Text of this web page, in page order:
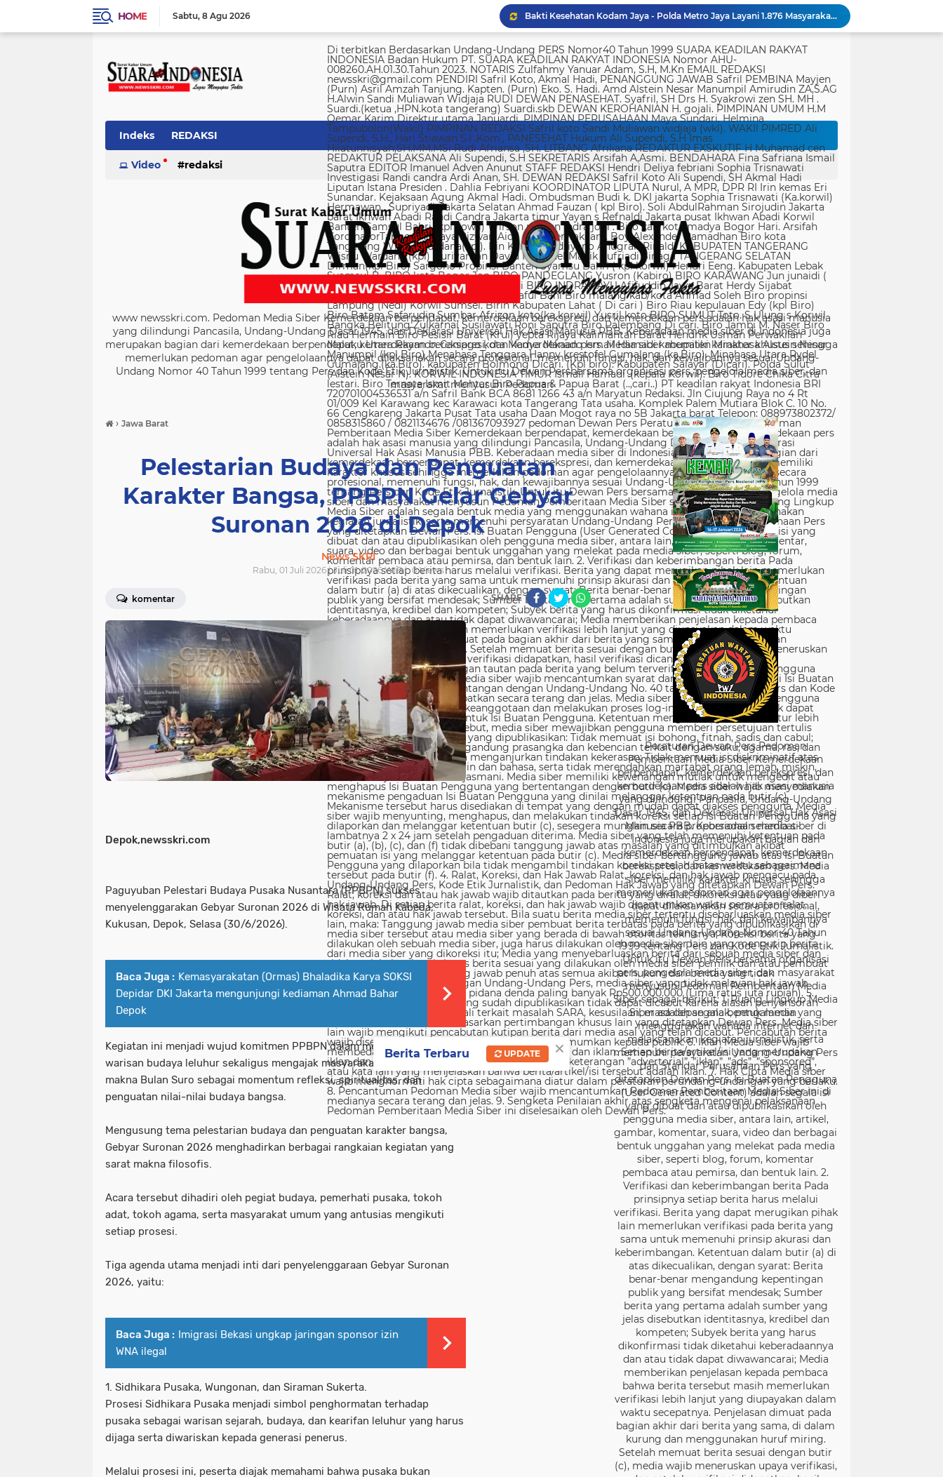
HOME Sabtu 8 Agu 2026
Bakti Kesehatan Kodam Jaya - Polda Metro Jaya Layani 1.876 Masyarakat di Monas
Dit Samapta Polda Metro Jaya Kerahkan Personel Bantu Tangani Kebakaran Gedung Bapenda
Imigrasi deportasi 25 WN Vietnam terkait izin tinggal
Bahu Membahu Demi Desa Sehat, Satgas TMMD Bersama Warga Bersihkan Saluran Air
Bapenda) Kabupaten Bekasi bersama sejumlah instansi terkait menggelar operasi
Di terbitkan Berdasarkan Undang-Undang PERS Nomor40 Tahun 1999 SUARA KEADILAN RAKYAT INDONESIA Badan Hukum PT. SUARA KEADILAN RAKYAT INDONESIA Nomor AHU-008260.AH.01.30.Tahun 2023. NOTARIS Zulfahmy Yanuar Adam, S.H, M.Kn EMAIL REDAKSI newsskri@gmail.com PENDIRI Safril Koto, Akmal Hadi, PENANGGUNG JAWAB Safril PEMBINA Mayjen (Purn) Asril Amzah Tanjung. Kapten. (Purn) Eko. S. Hadi. Amd Alstein Nesar Manumpil Amirudin ZA,S.AG H.Alwin Sandi Muliawan Widjaja RUDI DEWAN PENASEHAT. Syafril, SH Drs H. Syakrowi zen SH. MH . Suardi.(ketua ,HPN.kota tangerang) Suardi.skb DEWAN KEROHANIAN H. gojali. PIMPINAN UMUM H.M Qemar Karim Direktur utama Januardi. PIMPINAN PERUSAHAAN Maya Sundari. Helmina Tampubolon(Wakil) PIMPINAN REDAKSI Safril koto Sandi Muliawan widjaja (wkl). WAKIl PIMRED Ali Supendi, S.H., Hari Stiawan S.I .Kom., PANESEHAT Hukum Ali Supendi, S.H Imas Hilatunnisyah,SH.MM.MSi Rudi Afriansa ,SH. LITBANG Afriliana REDAKTUR EXSKUTIF H Muhamad cen REDAKTUR PELAKSANA Ali Supendi, S.H SEKRETARIS Arsifah A,Asmi. BENDAHARA Fina Safriana Ismail Saputra EDITOR Imanuel Adven Anunut STAFF REDAKSI Hendri Deliya febriani Sophia Trisnawati Investigasi Randi candra Ardi Anan, SH. DEWAN REDAKSI Safril Koto Ali Supendi, SH Akmal Hadi Liputan Istana Presiden . Dahlia Febriyani KOORDINATOR LIPUTA Nurul, A MPR, DPR RI Irin kemas Eri Sunandar. Kejaksaan Agung Akmal Hadi. Ombudsman Budi k. DKI jakarta Sophia Trisnawati (Ka.korwil) Hermawan . Supriyadi. Jakarta Selatan Ahmad Fauzan ( kpl Biro). Soli AbdulRahman Sirojudin Jakarta barat Ikhwan Abadi Randi Candra Jakarta timur Yayan s Refnaldi Jakarta pusat Ikhwan Abadi Korwil Banten Samsul Bahri (kpl kowil) Wirson risman Indra joni . Biro kab/kota madya Bogor Hari. Arsifah KordinatorTangerang raya Rizwan Aidil ( kpl. Perwakilan). Boy Alexander Ramadhan Biro kota Tangerang Wisnu Wardana(kpl). Irin Kamas Andriyano Anugrah Rinaldi KABUPATEN TANGERANG Wisnu Wardana (kpl) Nuriyaman David Natanael Manik Sufriadi Sinaga TANGERANG SELATAN Dirman(kpl Biro) Sargono Propinsi Banten Syamsu Bahri ( kpl korwil) Hendri Eeng. Kabupaten Lebak Syamsul B. BIRO kota Bogor Jon BIRO PANDEGLANG Yusron (Kabiro) BIRO KARAWANG Jun junaidi ( kpl Biro) Ugi . BIRO KUNINGAN Nurhadi BIRO INDRAMAYU Afifuddin Jawa Barat Herdy Sijabat (kapowil). BIRO JAWA TIMUR Sofiyan Saful Bahi Biro malang kab/kota Ahmad Soleh Biro propinsi Lampung (Nedi) Korwil Sumsel. Birin Kabupaten Lahat ( Di cari ) Biro Riau kepulauan Edy (kpl Biro) Biro Batam Safarudin Sumbar Afrizon koto(ka korwil) Yusril koto BIRO SUMUT Toto. S Ulung s Korwil Bangka Belitung Zulkarnai Susilawati Roni Saputra Biro Palembang Di cari. Biro Jambi M. Naser Biro Riau Hermain Biro Pesisir Barat (Krui) yepta Rijaya Kalimantan Barat Hendrik Usman Perwakilan Maluku Utara Raymon Caniago kota Madya Manado Ismail Hamadi kabupaten Minahasa Alstein Nesar Manumpil (kpl Biro) Menahasa Tenggara Hanny krestofel Gumalang (ka.Biro). Minahasa Utara Rydel Gumalang.(ka.Biro). kabupaten Bolmong Dicari. (Kpl biro). Kabupaten Salayar (Dicari). Polda Sulut (Alstein Nesar N). KORWIL INDONESIA TIMUR Ismail Hamadi .(kepala Korwil). Biro Tidore Chika Citra lestari. Biro Ternate Ismit Mohtar Biro Papua & Papua Barat (..,cari..) PT keadilan rakyat Indonesia BRI 720701004536531 a/n Safril Bank BCA 8681 1266 43 a/n Maryatun Redaksi. Jln Ciujung Raya no 4 Rt 01/009 Kel Karawang kec Karawaci kota Tangerang Tata usaha. Komplek Palem Mutiara Blok C. 10 No. 66 Cengkareng Jakarta Pusat Tata usaha Daan Mogot raya no 5B Jakarta barat Telepon: 088973802372/ 0858315860 / 0821134676 /081367093927 pedoman Dewan Pers Peraturan Dewan Pers Pedoman Pemberitaan Media Siber Kemerdekaan berpendapat, kemerdekaan berekspresi, dan kemerdekaan pers adalah hak asasi manusia yang dilindungi Pancasila, Undang-Undang Dasar 1945, dan Deklarasi Universal Hak Asasi Manusia PBB. Keberadaan media siber di Indonesia juga merupakan bagian dari kemerdekaan berpendapat, kemerdekaan berekspresi, dan kemerdekaan pers. Media siber memiliki karakter khusus sehingga memerlukan pedoman agar pengelolaannya dapat dilaksanakan secara profesional, memenuhi fungsi, hak, dan kewajibannya sesuai Undang-Undang Nomor 40 Tahun 1999 tentang Pers dan Kode Etik Jurnalistik. Untuk itu Dewan Pers bersama organisasi pers, pengelola media siber, dan masyarakat menyusun Pedoman Pemberitaan Media Siber sebagai berikut: 1. Ruang Lingkup Media Siber adalah segala bentuk media yang menggunakan wahana internet dan melaksanakan kegiatan jurnalistik, serta memenuhi persyaratan Undang-Undang Pers dan Standar Perusahaan Pers yang ditetapkan Dewan Pers. Isi Buatan Pengguna (User Generated Content) adalah segala isi yang dibuat dan atau dipublikasikan oleh pengguna media siber, antara lain, artikel, gambar, komentar, suara, video dan berbagai bentuk unggahan yang melekat pada media siber, seperti blog, forum, komentar pembaca atau pemirsa, dan bentuk lain. 2. Verifikasi dan keberimbangan berita Pada prinsipnya setiap berita harus melalui verifikasi. Berita yang dapat merugikan pihak lain memerlukan verifikasi pada berita yang sama untuk memenuhi prinsip akurasi dan keberimbangan. Ketentuan dalam butir (a) di atas dikecualikan, dengan syarat: Berita benar-benar mengandung kepentingan publik yang bersifat mendesak; Sumber berita yang pertama adalah sumber yang jelas disebutkan identitasnya, kredibel dan kompeten; Subyek berita yang harus dikonfirmasi tidak diketahui keberadaannya dan atau tidak dapat diwawancarai; Media memberikan penjelasan kepada pembaca bahwa berita tersebut masih memerlukan verifikasi lebih lanjut yang diupayakan dalam waktu secepatnya. Penjelasan dimuat pada bagian akhir dari berita yang sama, di dalam kurung dan menggunakan huruf miring. Setelah memuat berita sesuai dengan butir (c), media wajib meneruskan upaya verifikasi, dan setelah verifikasi didapatkan, hasil verifikasi dicantumkan pada berita pemutakhiran (update) dengan tautan pada berita yang belum terverifikasi. 3. Isi Buatan Pengguna (User Generated Content) Media siber wajib mencantumkan syarat dan ketentuan mengenai Isi Buatan Pengguna yang tidak bertentangan dengan Undang-Undang No. 40 tahun 1999 tentang Pers dan Kode Etik Jurnalistik, yang ditempatkan secara terang dan jelas. Media siber mewajibkan setiap pengguna untuk melakukan registrasi keanggotaan dan melakukan proses log-in terlebih dahulu untuk dapat mempublikasikan semua bentuk Isi Buatan Pengguna. Ketentuan mengenai log-in akan diatur lebih lanjut. Dalam registrasi tersebut, media siber mewajibkan pengguna memberi persetujuan tertulis bahwa Isi Buatan Pengguna yang dipublikasikan: Tidak memuat isi bohong, fitnah, sadis dan cabul; Tidak memuat isi yang mengandung prasangka dan kebencian terkait dengan suku, agama, ras, dan antargolongan (SARA), serta menganjurkan tindakan kekerasan; Tidak memuat isi diskriminatif atas dasar perbedaan jenis kelamin dan bahasa, serta tidak merendahkan martabat orang lemah, miskin, sakit, cacat jiwa, atau cacat jasmani. Media siber memiliki kewenangan mutlak untuk mengedit atau menghapus Isi Buatan Pengguna yang bertentangan dengan butir (c). Media siber wajib menyediakan mekanisme pengaduan Isi Buatan Pengguna yang dinilai melanggar ketentuan pada butir (c). Mekanisme tersebut harus disediakan di tempat yang dengan mudah dapat diakses pengguna. Media siber wajib menyunting, menghapus, dan melakukan tindakan koreksi setiap Isi Buatan Pengguna yang dilaporkan dan melanggar ketentuan butir (c), sesegera mungkin secara proporsional selambat-lambatnya 2 x 24 jam setelah pengaduan diterima. Media siber yang telah memenuhi ketentuan pada butir (a), (b), (c), dan (f) tidak dibebani tanggung jawab atas masalah yang ditimbulkan akibat pemuatan isi yang melanggar ketentuan pada butir (c). Media siber bertanggung jawab atas Isi Buatan Pengguna yang dilaporkan bila tidak mengambil tindakan koreksi setelah batas waktu sebagaimana tersebut pada butir (f). 4. Ralat, Koreksi, dan Hak Jawab Ralat, koreksi, dan hak jawab mengacu pada Undang-Undang Pers, Kode Etik Jurnalistik, dan Pedoman Hak Jawab yang ditetapkan Dewan Pers. Ralat, koreksi dan atau hak jawab wajib ditautkan pada berita yang diralat, dikoreksi atau yang diberi hak jawab. Di setiap berita ralat, koreksi, dan hak jawab wajib dicantumkan waktu pemuatan ralat, koreksi, dan atau hak jawab tersebut. Bila suatu berita media siber tertentu disebarluaskan media siber lain, maka: Tanggung jawab media siber pembuat berita terbatas pada berita yang dipublikasikan di media siber tersebut atau media siber yang berada di bawah otoritas teknisnya; Koreksi berita yang dilakukan oleh sebuah media siber, juga harus dilakukan oleh media siber lain yang mengutip berita dari media siber yang dikoreksi itu; Media yang menyebarluaskan berita dari sebuah media siber dan tidak melakukan koreksi atas berita sesuai yang dilakukan oleh media siber pemilik dan atau pembuat berita tersebut, bertanggung jawab penuh atas semua akibat hukum dari berita yang tidak dikoreksinya itu. Sesuai dengan Undang-Undang Pers, media siber yang tidak melayani hak jawab dapat dijatuhi sanksi hukum pidana denda paling banyak Rp500.000.000 (Lima ratus juta rupiah). 5. Pencabutan Berita Berita yang sudah dipublikasikan tidak dapat dicabut karena alasan penyensoran dari pihak luar redaksi, kecuali terkait masalah SARA, kesusilaan, masa depan anak, pengalaman traumatik korban atau berdasarkan pertimbangan khusus lain yang ditetapkan Dewan Pers. Media siber lain wajib mengikuti pencabutan kutipan berita dari media asal yang telah dicabut. Pencabutan berita wajib disertai dengan alasan pencabutan dan diumumkan kepada publik. 6. Iklan Media siber wajib membedakan dengan tegas antara produk berita dan iklan. Setiap berita/artikel/isi yang merupakan iklan dan atau isi berbayar wajib mencantumkan keterangan ”advertorial”, ”iklan”, ”ads”, ”spons
Indeks REDAKSI
Video redaksi
www newsskri.com. Pedoman Media Siber Kemerdekaan berpendapat, kemerdekaan berekspresi, dan kemerdekaan pers adalah hak asasi manusia
yang dilindungi Pancasila, Undang-Undang Dasar 1945, dan Deklarasi Universal Hak Asasi Manusia PBB. Keberadaan media siber di Indonesia juga
merupakan bagian dari kemerdekaan berpendapat, kemerdekaan berekspresi, dan kemerdekaan pers. Media siber memiliki karakter khusus sehingga
memerlukan pedoman agar pengelolaannya dapat dilaksanakan secara profesional, memenuhi fungsi, hak, dan kewajibannya sesuai Undang-
Undang Nomor 40 Tahun 1999 tentang Pers dan Kode Etik Jurnalistik. Untuk itu Dewan Persbersama organisasi pers, pengelola media siber, dan
masyarakat menyusun Pedoman
› Jawa Barat
Pelestarian Budaya dan Penguatan
Karakter Bangsa, PPBPN Gelar Gebyar
Suronan 2026 di Depok
News SKRI
Rabu, 01 Juli 2026 | Juli 01, 2026 WIB | 0Views
komentar SHARE
Depok,newsskri.com
Paguyuban Pelestari Budaya Pusaka Nusantara (PPBPN) sukses
menyelenggarakan Gebyar Suronan 2026 di Wisata Rumah Kabeda,
Kukusan, Depok, Selasa (30/6/2026).
Baca Juga : Kemasyarakatan (Ormas) Bhaladika Karya SOKSI
Depidar DKI Jakarta mengunjungi kediaman Ahmad Bahar
Depok
Kegiatan ini menjadi wujud komitmen PPBPN dalam melestarikan
warisan budaya leluhur sekaligus mengajak masyarakat untuk memahami
makna Bulan Suro sebagai momentum refleksi, spiritualitas, dan
penguatan nilai-nilai budaya bangsa.
Mengusung tema pelestarian budaya dan penguatan karakter bangsa,
Gebyar Suronan 2026 menghadirkan berbagai rangkaian kegiatan yang
sarat makna filosofis.
Acara tersebut dihadiri oleh pegiat budaya, pemerhati pusaka, tokoh
adat, tokoh agama, serta masyarakat umum yang antusias mengikuti
setiap prosesi.
Tiga agenda utama menjadi inti dari penyelenggaraan Gebyar Suronan
2026, yaitu:
Baca Juga : Imigrasi Bekasi ungkap jaringan sponsor izin
WNA ilegal
1. Sidhikara Pusaka, Wungonan, dan Siraman Sukerta.
Prosesi Sidhikara Pusaka menjadi simbol penghormatan terhadap
pusaka sebagai warisan sejarah, budaya, dan kearifan leluhur yang harus
dijaga serta diwariskan kepada generasi penerus.
Melalui prosesi ini, peserta diajak memahami bahwa pusaka bukan
Peraturan Dewan Pers Pedoman
Pemberitaan Media Siber Kemerdekaan
berpendapat, kemerdekaan berekspresi, dan
kemerdekaan pers adalah hak asasi manusia
yang dilindungi Pancasila, Undang-Undang
Dasar 1945, dan Deklarasi Universal Hak Asasi
Manusia PBB. Keberadaan media siber di
Indonesia juga merupakan bagian dari
kemerdekaan berpendapat, kemerdekaan
berekspresi, dan kemerdekaan pers. Media
siber memiliki karakter khusus sehingga
memerlukan pedoman agar pengelolaannya
dapat dilaksanakan secara profesional,
memenuhi fungsi, hak, dan kewajibannya
sesuai Undang-Undang Nomor 40 Tahun
1999 tentang Pers dan Kode Etik Jurnalistik.
Untuk itu Dewan Pers bersama organisasi
pers, pengelola media siber, dan masyarakat
menyusun Pedoman Pemberitaan Media
Siber sebagai berikut: 1. Ruang Lingkup Media
Siber adalah segala bentuk media yang
menggunakan wahana internet dan
melaksanakan kegiatan jurnalistik, serta
memenuhi persyaratan Undang-Undang Pers
dan Standar Perusahaan Pers yang
ditetapkan Dewan Pers. Isi Buatan Pengguna
(User Generated Content) adalah segala isi
yang dibuat dan atau dipublikasikan oleh
pengguna media siber, antara lain, artikel,
gambar, komentar, suara, video dan berbagai
bentuk unggahan yang melekat pada media
siber, seperti blog, forum, komentar
pembaca atau pemirsa, dan bentuk lain. 2.
Verifikasi dan keberimbangan berita Pada
prinsipnya setiap berita harus melalui
verifikasi. Berita yang dapat merugikan pihak
lain memerlukan verifikasi pada berita yang
sama untuk memenuhi prinsip akurasi dan
keberimbangan. Ketentuan dalam butir (a) di
atas dikecualikan, dengan syarat: Berita
benar-benar mengandung kepentingan
publik yang bersifat mendesak; Sumber
berita yang pertama adalah sumber yang
jelas disebutkan identitasnya, kredibel dan
kompeten; Subyek berita yang harus
dikonfirmasi tidak diketahui keberadaannya
dan atau tidak dapat diwawancarai; Media
memberikan penjelasan kepada pembaca
bahwa berita tersebut masih memerlukan
verifikasi lebih lanjut yang diupayakan dalam
waktu secepatnya. Penjelasan dimuat pada
bagian akhir dari berita yang sama, di dalam
kurung dan menggunakan huruf miring.
Setelah memuat berita sesuai dengan butir
(c), media wajib meneruskan upaya verifikasi,
×
Berita Terbaru UPDATE